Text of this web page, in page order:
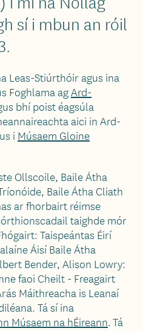
sí i mbun an róil
Leas-Stiúrthóir agus ina
Foghlama agArd-
bhí poist éagsúla
aici in Ard-
i Músaem Gloine
Ollscoile, Baile Átha
Baile Átha Cliath
ar fhorbairt réimse
taighde mór
Taispeántas Éirí
Áisí Baile Átha
Bender, Alison Lowry:
faoi Cheilt - Freagairt
Máithreacha is Leanaí
Tá sí ina
Músaem na hÉireann. Tá